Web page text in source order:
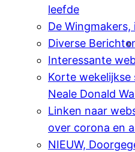
leefde
De
Diverse
Interessante
Korte wekelijkse
Neale Donald
Linken naar
over corona en
NIEUW,